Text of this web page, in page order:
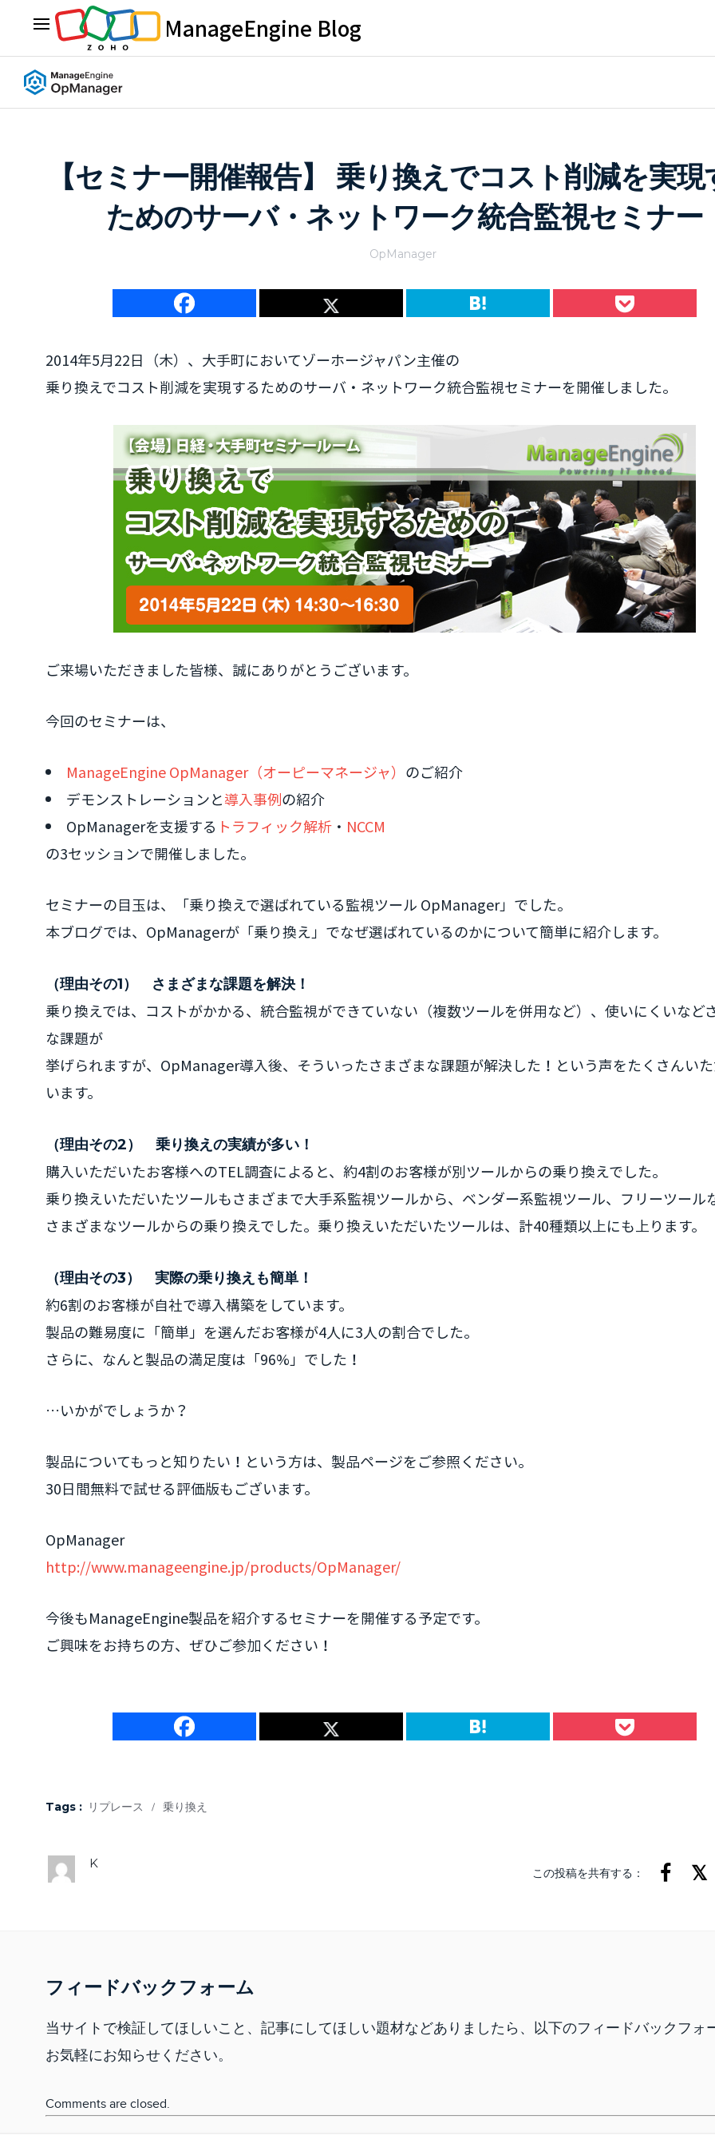
ManageEngine Blog
【セミナー開催報告】 乗り換えでコスト削減を実現
ためのサーバ・ネットワーク統合監視セミナー
OpManager
2014年5月22日（木）、大手町においてゾーホージャパン主催の
乗り換えでコスト削減を実現するためのサーバ・ネットワーク統合監視セミナーを開催しました。
ご来場いただきました皆様、誠にありがとうございます。
今回のセミナーは、
ManageEngine OpManager（オーピーマネージャ） のご紹介
デモンストレーションと導入事例の紹介
OpManagerを支援する トラフィック解析 ・ NCCM
の3セッションで開催しました。
セミナーの目玉は、「乗り換えで選ばれている監視ツール OpManager」でした。
本ブログでは、OpManagerが「乗り換え」でなぜ選ばれているのかについて簡単に紹介します。
（理由その1） さまざまな課題を解決！
乗り換えでは、コストがかかる、統合監視ができていない（複数ツールを併用など）、使いにくいなど
な課題が
挙げられますが、OpManager導入後、そういったさまざまな課題が解決した！という声をたくさんい
います。
（理由その2） 乗り換えの実績が多い！
購入いただいたお客様へのTEL調査によると、約4割のお客様が別ツールからの乗り換えでした。
乗り換えいただいたツールもさまざまで大手系監視ツールから、ベンダー系監視ツール、フリーツール
さまざまなツールからの乗り換えでした。乗り換えいただいたツールは、計40種類以上にも上ります。
（理由その3） 実際の乗り換えも簡単！
約6割のお客様が自社で導入構築をしています。
製品の難易度に「簡単」を選んだお客様が4人に3人の割合でした。
さらに、なんと製品の満足度は「96%」でした！
…いかがでしょうか？
製品についてもっと知りたい！という方は、製品ページをご参照ください。
30日間無料で試せる評価版もございます。
OpManager
http://www.manageengine.jp/products/OpManager/
今後もManageEngine製品を紹介するセミナーを開催する予定です。
ご興味をお持ちの方、ぜひご参加ください！
Tags : リプレース / 乗り換え
K
この投稿を共有する：
フィードバックフォーム
当サイトで検証してほしいこと、記事にしてほしい題材などありましたら、以下のフィードバックフォ
お気軽にお知らせください。
Comments are closed.